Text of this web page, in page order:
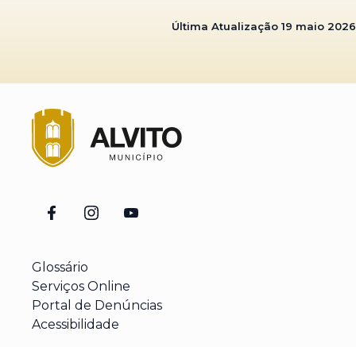
Última Atualização 19 maio 2026
Glossário
Serviços Online
Portal de Denúncias
Acessibilidade